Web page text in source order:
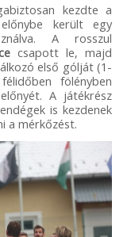
kezdte a
került egy
A rosszul
csapott le, majd
első gólját (1-
fölényben
A játékrész
is kezdenek
a mérkőzést.